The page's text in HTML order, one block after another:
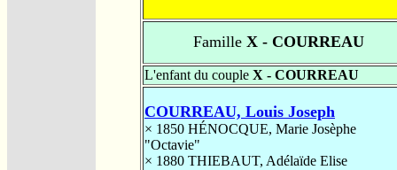
Famille X - COURREAU
L'enfant du couple X - COURREAU
COURREAU, Louis Joseph
× 1850 HÉNOCQUE, Marie Josèphe
"Octavie"
× 1880 THIEBAUT, Adélaïde Elise